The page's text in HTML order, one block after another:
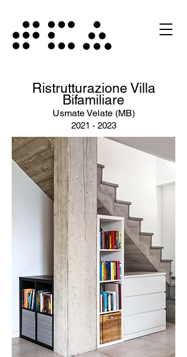
Ristrutturazione Villa
Bifamiliare
Usmate Velate (MB)
2021 - 2023